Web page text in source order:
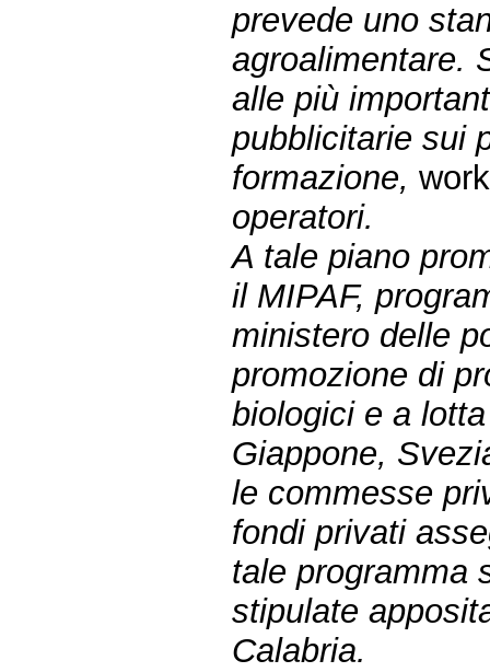
prevede uno
agroalimentare.
alle più
pubblicitarie sui
formazione,
operatori.
A tale piano
il MIPAF,
ministero delle
promozione di
biologici e a
Giappone,
le commesse
fondi privati
tale programma
stipulate
Calabria.